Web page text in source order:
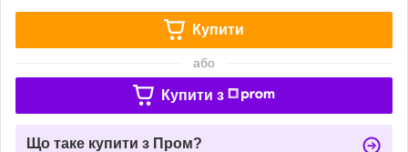
Купити
або
Купити з
Що таке купити з Пром?